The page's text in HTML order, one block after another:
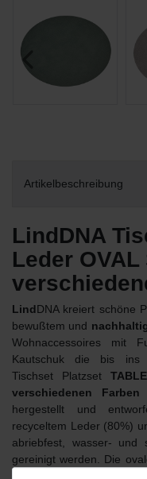
Artikelbeschreibung
LindDNA
Leder OVAL
LindDNA kreiert schöne
bewußtem und
Wohnaccessoires mit
Kautschuk die bis ins
Tischset Platzset
verschiedenen Farben
hergestellt und
recyceltem Leder (80%)
abriebfest, wasser- und
gereinigt werden. Die